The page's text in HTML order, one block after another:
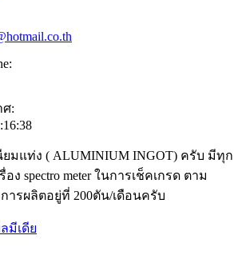
ศ:
มแท่ง ( ALUMINIUM INGOT) ครับ มีทุก
ง spectro meter ในการเช็คเกรด ตาม
ารผลิตอยู่ที่ 200ตัน/เดือนครับ
มีเดีย